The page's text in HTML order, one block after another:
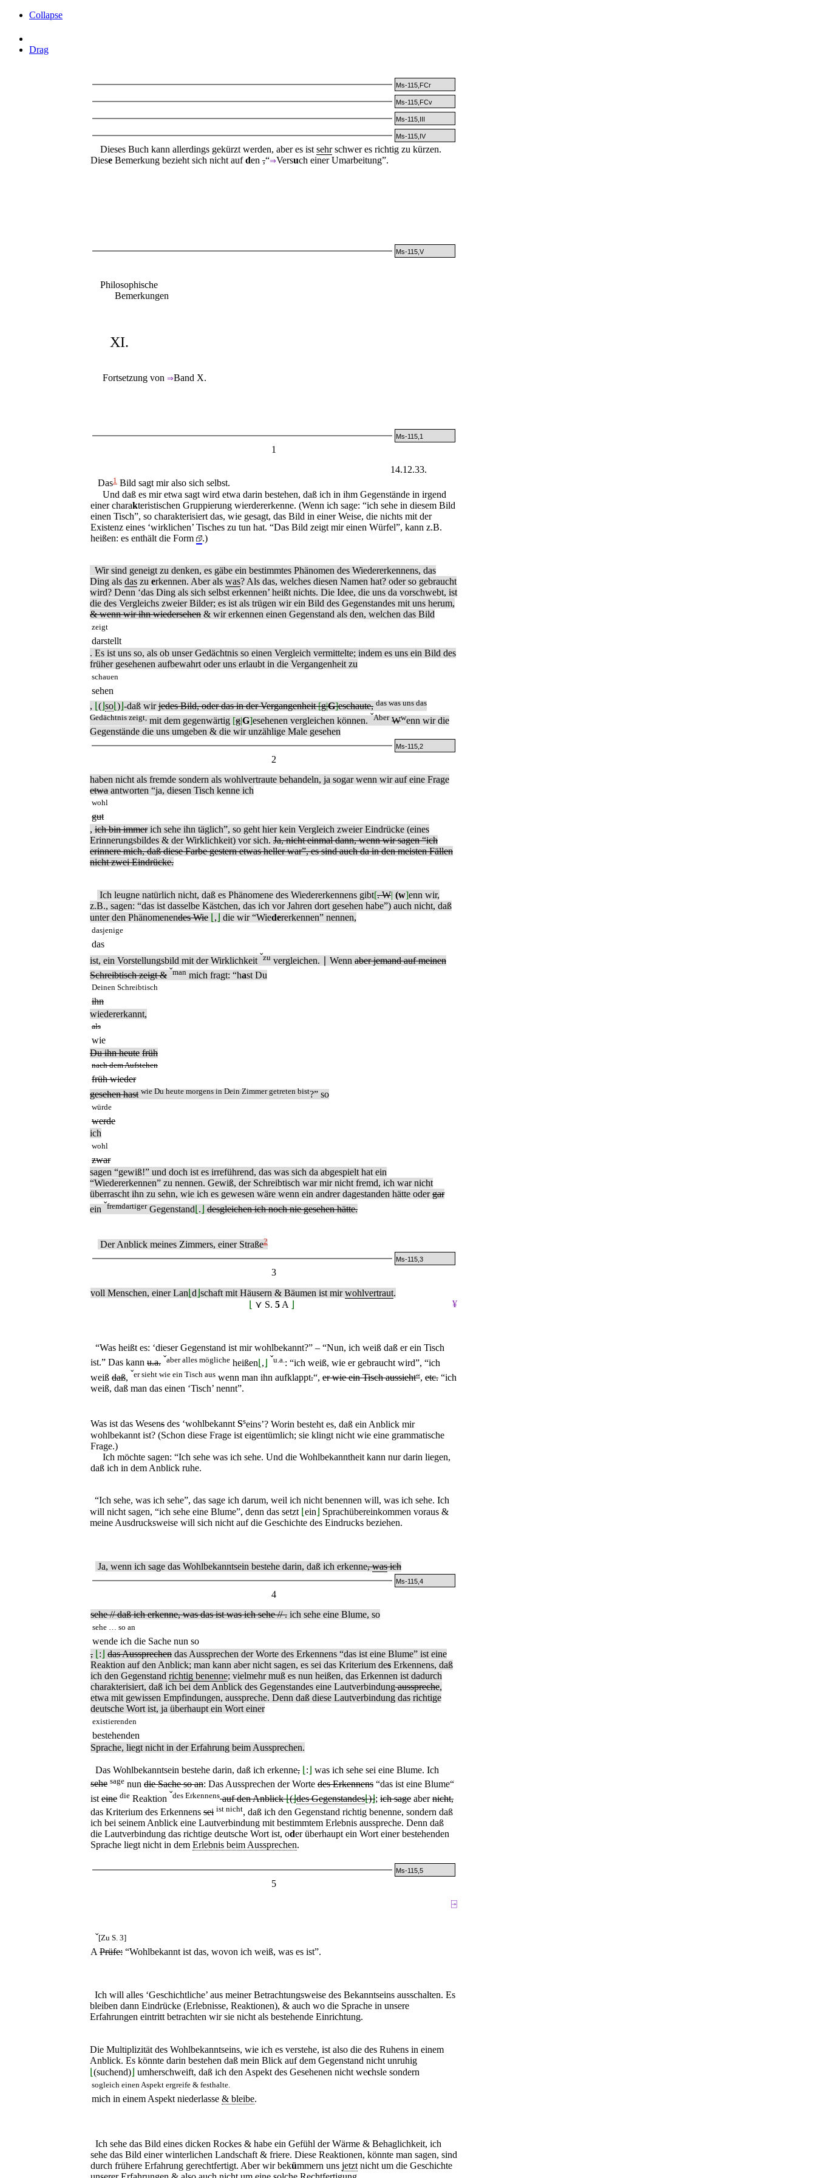
Collapse
Drag
Ms-115,FCr
Ms-115,FCv
Ms-115,III
Ms-115,IV
Dieses Buch kann allerdings gekürzt werden, aber es ist sehrschwer es richtig zu kürzen.
Diese Bemerkung bezieht sich nicht aufden ‚“⇒Versuch einer Umarbeitung”.
Ms-115,V
Philosophische
Bemerkungen
XI.
Fortsetzung von ⇒Band X.
Ms-115,1
1
14.12.33.
Das1 Bild sagt mir also sich selbst.
Und daß es mir etwa sagt wird etwa darin bestehen, daß ich in ihm Gegenstände in irgend
einer charakteristischen Gruppierung wierdererkenne. (Wenn ich sage: “ich sehe in diesem Bild
einen Tisch”, so charakterisiert das, wie gesagt, das Bild in einer Weise, die nichts mit der
Existenz eines ‘wirklichen’ Tisches zu tun hat. “Das Bild zeigt mir einen Würfel”, kann z.B.
heißen: es enthält die Form
.)
Wir sind geneigt zu denken, es gäbe ein bestimmtes Phänomen des Wiedererkennens, das
Ding als das zu erkennen. Aber als was? Als das, welches diesen Namen hat? oder so gebraucht
wird? Denn ‘das Ding als sich selbst erkennen’ heißt nichts. Die Idee, die uns da vorschwebt, ist
die des Vergleichs zweier Bilder; es ist als trügen wir ein Bild des Gegenstandes mit uns herum,
& wenn wir ihn wiedersehen & wir erkennen einen Gegenstand als den, welchen das Bild
zeigt
darstellt
. Es ist uns so, als ob unser Gedächtnis so einen Vergleich vermittelte; indem es uns ein Bild des
früher gesehenen aufbewahrt oder uns erlaubt in die Vergangenheit zu
schauen
sehen
,
( so ) -daß wirjedes Bild, oder das in der Vergangenheit[g|G]eschaute, das was uns das
Gedächtnis zeigt, mit dem gegenwärtig [g|G]esehenen vergleichen können. ˇAber Wwenn wir die
Gegenstände die uns umgeben & die wir unzählige Male gesehen
Ms-115,2
2
haben nicht als fremde sondern als wohlvertraute behandeln, ja sogar wenn wir auf eine Frage
etwa antworten “ja, diesen Tisch kenne ich
wohl
gut
, ich bin immerich sehe ihn täglich”, so geht hier kein Vergleich zweier Eindrücke (eines
Erinnerungsbildes & der Wirklichkeit) vor sich. Ja, nicht einmal dann, wenn wir sagen “ich
erinnere mich, daß diese Farbe gestern etwas heller war”, es sind auch da in den meisten Fällen
nicht zwei Eindrücke.
Ich leugne natürlich nicht, daß es Phänomene des Wiedererkennens gibt[. W| (w]enn wir,
z.B., sagen: “das ist dasselbe Kästchen, das ich vor Jahren dort gesehen habe”) auch nicht, daß
unter den Phänomenendes Wie , die wir “Wiedererkennen” nennen,
dasjenige
das
ist, ein Vorstellungsbild mit der Wirklichkeit ˇzu vergleichen. ∣ Wenn aber jemand auf meinen
Schreibtisch zeigt & ˇman mich fragt: “hast Du
Deinen Schreibtisch
ihn
wiedererkannt,
als
wie
Du ihn heute früh
nach dem Aufstehen
früh wieder
gesehen hast wie Du heute morgens in Dein Zimmer getreten bist?” so
würde
werde
ich
wohl
zwar
sagen “gewiß!” und doch ist es irreführend, das was sich da abgespielt hat ein
“Wiedererkennen” zu nennen. Gewiß, der Schreibtisch war mir nicht fremd, ich war nicht
überrascht ihn zu sehn, wie ich es gewesen wäre wenn ein andrer dagestanden hätte odergar
ein ˇfremdartigerGegenstand . desgleichen ich noch nie gesehen hätte.
Der Anblick meines Zimmers, einer Straße2
Ms-115,3
3
voll Menschen, einer Lan d schaft mit Häusern & Bäumen ist mirwohlvertraut.
¥
⋎ S. 5A
“Was heißt es: ‘dieser Gegenstand ist mir wohlbekannt?” – “Nun, ich weiß daß er ein Tisch
ist.” Das kann u.a. ˇaber alles mögliche heißen , ˇu.a. : “ich weiß, wie er gebraucht wird”, “ich
weiß daß, ˇer sieht wie ein Tisch aus wenn man ihn aufklappt.“, er wie ein Tisch aussieht“, etc. “ich
weiß, daß man das einen ‘Tisch’ nennt”.
Was ist das Wesens des ‘wohlbekanntSseins’? Worin besteht es, daß ein Anblick mir
wohlbekannt ist? (Schon diese Frage ist eigentümlich; sie klingt nicht wie eine grammatische
Frage.)
Ich möchte sagen: “Ich sehe was ich sehe. Und die Wohlbekanntheit kann nur darin liegen,
daß ich in dem Anblick ruhe.
“Ich sehe, was ich sehe”, das sage ich darum, weil ich nicht benennen will, was ich sehe. Ich
will nicht sagen, “ich sehe eine Blume”, denn das setzt ein
Sprachübereinkommen voraus &
meine Ausdrucksweise will sich nicht auf die Geschichte des Eindrucks beziehen.
Ja, wenn ich sage das Wohlbekanntsein bestehe darin, daß ich erkenne,wasich
Ms-115,4
4
sehe // daß ich erkenne, was das ist was ich sehe // . ich sehe eine Blume, so
sehe … so an
wende ich die Sache nun so
,
: das Aussprechen das Aussprechen der Worte des Erkennens “das ist eine Blume” ist eine
Reaktion auf den Anblick; man kann aber nicht sagen, es sei das Kriterium des Erkennens, daß
ich den Gegenstand richtig benenne; vielmehr muß es nun heißen, das Erkennen ist dadurch
charakterisiert, daß ich bei dem Anblick des Gegenstandes eine Lautverbindungausspreche,
etwa mit gewissen Empfindungen, ausspreche. Denn daß diese Lautverbindung das richtige
deutsche Wort ist, ja überhaupt ein Wort einer
existierenden
bestehenden
Sprache, liegt nicht in der Erfahrung beim Aussprechen.
Das Wohlbekanntsein bestehe darin, daß ich erkenne, :
was ich sehe sei eine Blume. Ich
sehe sage nun die Sache so an: Das Aussprechen der Worte des Erkennens “das ist eine Blume“
ist eine die Reaktion ˇdes Erkennensauf den Anblick⌊(⌋des Gegenstandes⌊)⌋; ich sage abernicht,
das Kriterium des Erkennens sei ist nicht, daß ich den Gegenstand richtig benenne, sondern daß
ich bei seinem Anblick eine Lautverbindung mit bestimmtem Erlebnis ausspreche. Denn daß
die Lautverbindung das richtige deutsche Wort ist, oder überhaupt ein Wort einer bestehenden
Sprache liegt nicht in dem Erlebnis beim Aussprechen.
Ms-115,5
5
⍈
ˇ[Zu S. 3]
A Prüfe: “Wohlbekannt ist das, wovon ich weiß, was es ist”.
Ich will alles ‘Geschichtliche’ aus meiner Betrachtungsweise des Bekanntseins ausschalten. Es
bleiben dann Eindrücke (Erlebnisse, Reaktionen), & auch wo die Sprache in unsere
Erfahrungen eintritt betrachten wir sie nicht als bestehende Einrichtung.
Die Multiplizität des Wohlbekanntseins, wie ich es verstehe, ist also die des Ruhens in einem
Anblick. Es könnte darin bestehen daß mein Blick auf dem Gegenstand nicht unruhig
(suchend) umherschweift, daß ich den Aspekt des Gesehenen nicht wechsle sondern
sogleich einen Aspekt ergreife & festhalte.
mich in einem Aspekt niederlasse & bleibe.
Ich sehe das Bild eines dicken Rockes & habe ein Gefühl der Wärme & Behaglichkeit, ich
sehe das Bild einer winterlichen Landschaft & friere. Diese Reaktionen, könnte man sagen, sind
durch frühere Erfahrung gerechtfertigt. Aber wir bekümmern uns jetzt nicht um die Geschichte